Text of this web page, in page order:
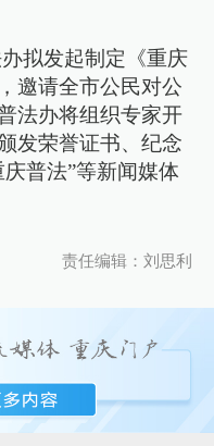
拟发起制定《重庆
邀请全市公民对公
法办将组织专家开
发荣誉证书、纪念
普法”等新闻媒体
责任编辑：刘思利